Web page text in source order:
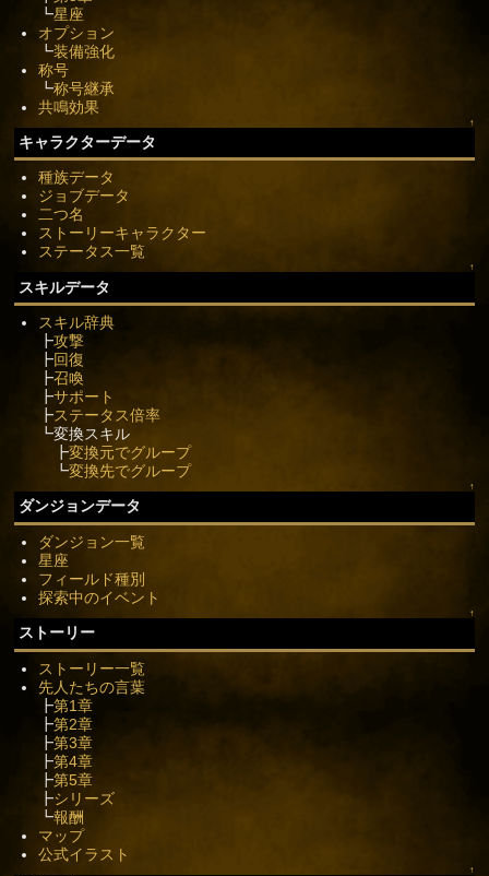
┗星座
オプション
┗装備強化
称号
┗称号継承
共鳴効果
↑
キャラクターデータ
種族データ
ジョブデータ
二つ名
ストーリーキャラクター
ステータス一覧
↑
スキルデータ
スキル辞典
┣攻撃
┣回復
┣召喚
┣サポート
┣ステータス倍率
┗変換スキル
┣変換元でグループ
┗変換先でグループ
↑
ダンジョンデータ
ダンジョン一覧
星座
フィールド種別
探索中のイベント
↑
ストーリー
ストーリー一覧
先人たちの言葉
┣第1章
┣第2章
┣第3章
┣第4章
┣第5章
┣シリーズ
┗報酬
マップ
公式イラスト
↑